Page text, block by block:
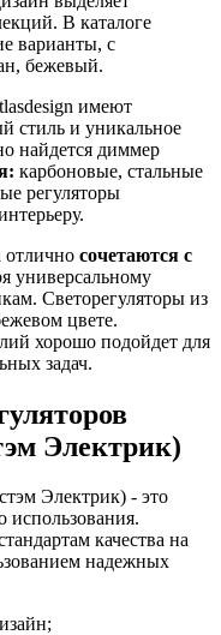
В каталоге
варианты, с
бежевый.
имеют
стиль и уникальное
найдется диммер
карбоновые, стальные
регуляторы
отлично сочетаются с
универсальному
Светорегуляторы из
цвете.
хорошо подойдет для
задач.
Электрик)
Электрик) - это
использования.
качества на
надежных